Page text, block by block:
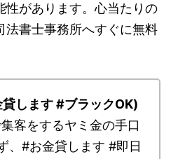
性があります。心当たりの
法書士事務所へすぐに無料
します #ブラックOK)
客をするヤミ金の手口
、#お金貸します #即日